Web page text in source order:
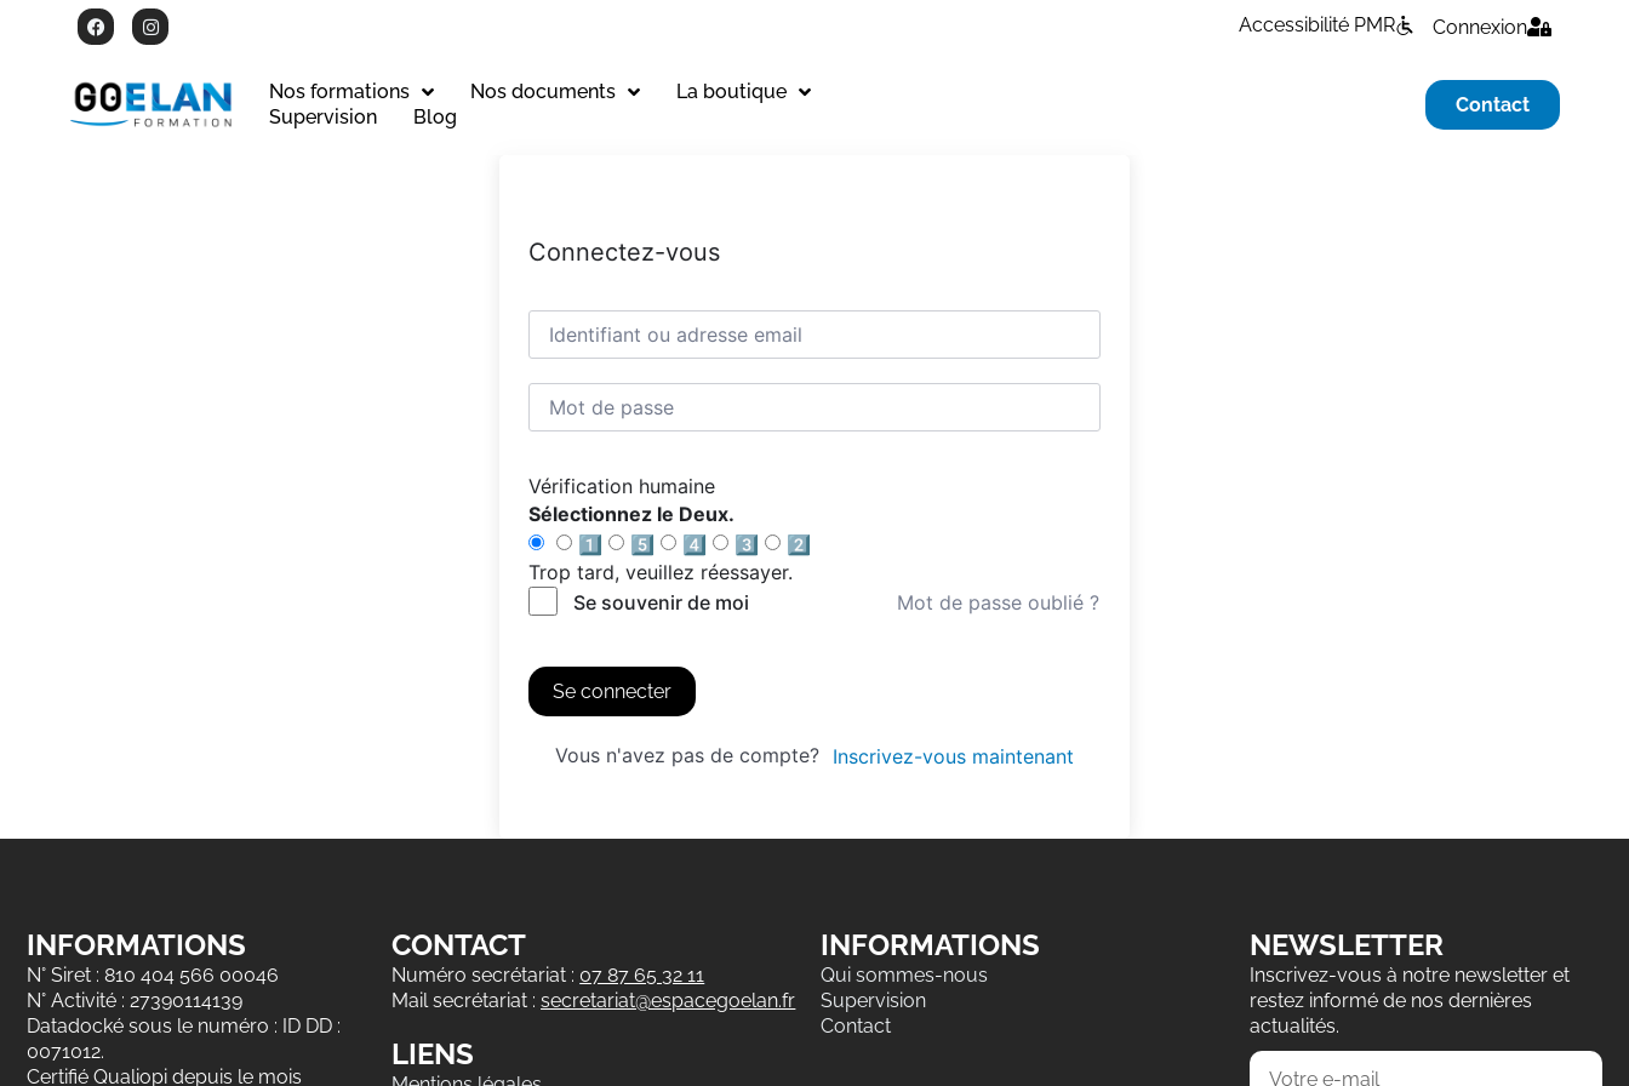
Accessibilité PMR Connexion
Nos formations Nos documents
La boutique
Supervision
Blog
Contact
Connectez-vous
Vérification humaine
Sélectionnez le Deux.
1️⃣
5️⃣ 4️⃣ 3️⃣
2️⃣
Trop tard, veuillez réessayer.
Se souvenir de moi
Mot de passe oublié ?
Se connecter
Vous n'avez pas de compte? Inscrivez-vous maintenant
INFORMATIONS
N° Siret : 810 404 566 00046
N° Activité : 27390114139
Datadocké sous le numéro : ID DD :
0071012.
Certifié Qualiopi depuis le mois
CONTACT
Numéro secrétariat : 07 87 65 32 11
Mail secrétariat :secretariat@espacegoelan.fr
LIENS
INFORMATIONS
Qui sommes-nous
Supervision
Contact
NEWSLETTER
Inscrivez-vous à notre newsletter et
restez informé de nos dernières
actualités.